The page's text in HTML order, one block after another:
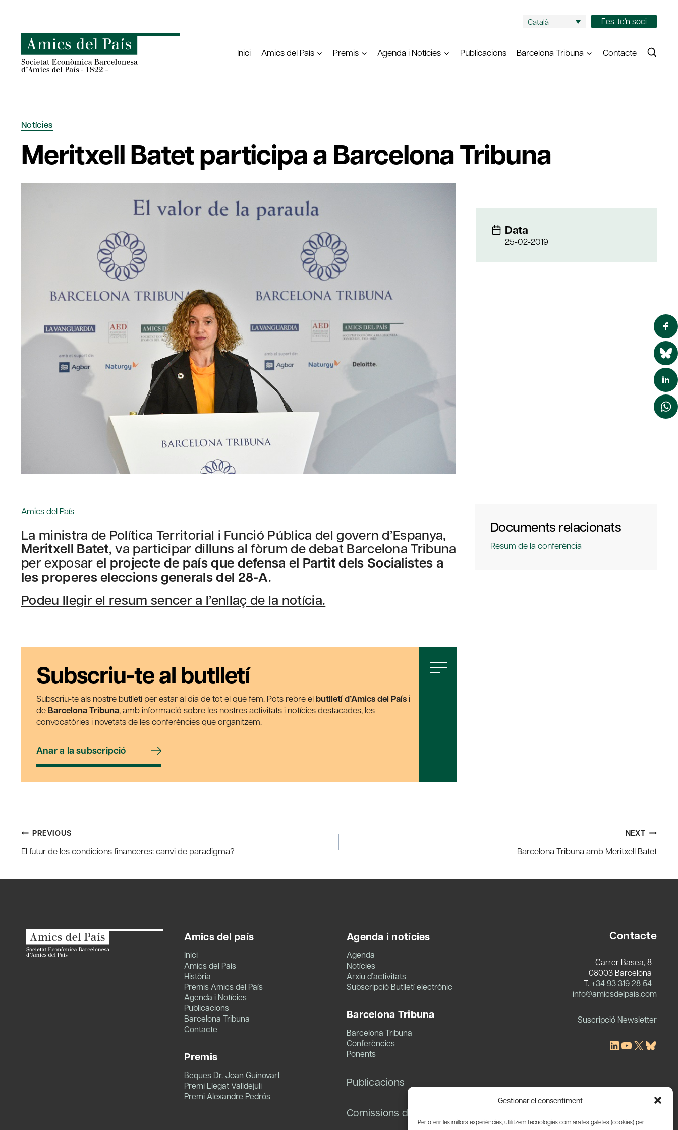
Gestionar el consentiment
Per oferir les millors experiències, utilitzem tecnologies com ara les galetes (cookies) per
content
Català Fes-te'n soci
Inici Amics del País Premis Agenda i Notícies Publicacions Barcelona Tribuna Contacte
Notícies
Meritxell Batet participa a Barcelona Tribuna
Data
25-02-2019
Amics del País
La ministra de Política Territorial i Funció Pública del govern d’Espanya,
Meritxell Batet, va participar dilluns al fòrum de debat Barcelona Tribuna
per exposar el projecte de país que defensa el Partit dels Socialistes a
les properes eleccions generals del 28-A.
Podeu llegir el resum sencer a l’enllaç de la notícia.
Subscriu-te al butlletí
Subscriu-te als nostre butlletí per estar al dia de tot el que fem. Pots rebre el butlletí d’Amics del País i
de Barcelona Tribuna, amb informació sobre les nostres activitats i notícies destacades, les
convocatòries i novetats de les conferències que organitzem.
Anar a la subscripció
Documents relacionats
Resum de la conferència
Post
navigation
PREVIOUS
El futur de les condicions financeres: canvi de paradigma?
NEXT
Barcelona Tribuna amb Meritxell Batet
Amics del país
Inici
Amics del País
Història
Premis Amics del País
Agenda i Notícies
Publicacions
Barcelona Tribuna
Contacte
Premis
Beques Dr. Joan Guinovart
Premi Llegat Valldejuli
Premi Alexandre Pedrós
Agenda i notícies
Agenda
Notícies
Arxiu d’activitats
Subscripció Butlletí electrònic
Barcelona Tribuna
Barcelona Tribuna
Conferències
Ponents
Publicacions
Comissions de treball
Contacte
Carrer Basea, 8
08003 Barcelona
T. +34 93 319 28 54
info@amicsdelpais.com
Suscripció Newsletter
LinkedIn
YouTube
X